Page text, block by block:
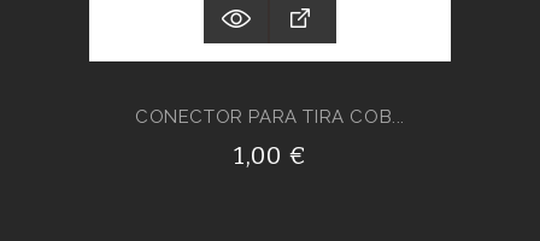
CONECTOR PARA TIRA COB...
1,00 €